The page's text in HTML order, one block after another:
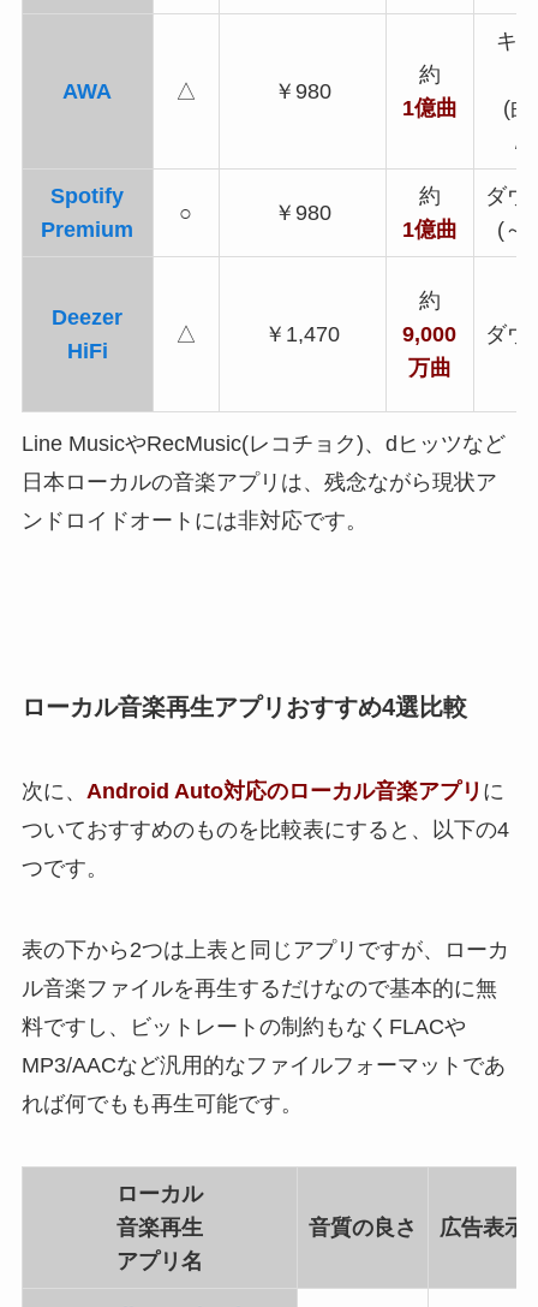
AWA △ ￥980
約
1億曲
キ
(曲
/
Spotify
Premium
○ ￥980
約
1億曲
ダウ
(～
Deezer
HiFi
△ ￥1,470
約
9,000
万曲
ダウ
Line MusicやRecMusic(レコチョク)、dヒッツなど
日本ローカルの音楽アプリは、残念ながら現状ア
ンドロイドオートには非対応です。
ローカル音楽再生アプリおすすめ4選比較
次に、 Android Auto対応のローカル音楽アプリ に
ついておすすめのものを比較表にすると、以下の4
つです。
表の下から2つは上表と同じアプリですが、ローカ
ル音楽ファイルを再生するだけなので基本的に無
料ですし、ビットレートの制約もなくFLACや
MP3/AACなど汎用的なファイルフォーマットであ
れば何でもも再生可能です。
ローカル
音楽再生
アプリ名
音質の良さ 広告表示